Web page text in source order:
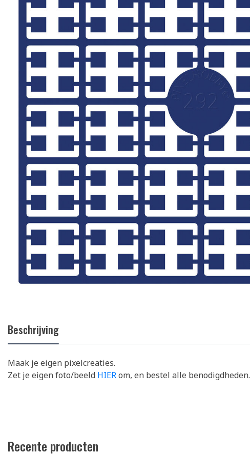
Beschrijving
Maak je eigen pixelcreaties.
Zet je eigen foto/beeld HIERom, en bestel alle benodigdheden.
Recente producten